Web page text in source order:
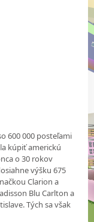
600 000 posteľami
kúpiť americkú
o 30 rokov
výšku 675
Clarion a
Blu Carlton a
Tých sa však